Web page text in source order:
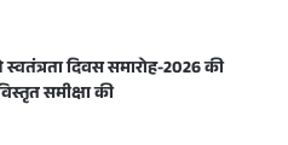
दिवस समारोह-2026 की
समीक्षा की